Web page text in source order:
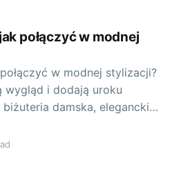
połączyć w modnej
w modnej stylizacji?
wygląd i dodają uroku
damska, elegancki
szpilka do włosów, mogą
estetyczne Twojego